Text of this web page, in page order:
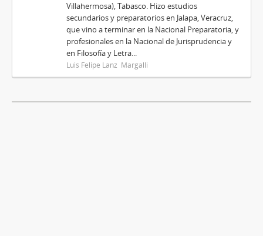
Villahermosa), Tabasco. Hizo estudios
secundarios y preparatorios en Jalapa, Veracruz,
que vino a terminar en la Nacional Preparatoria, y
profesionales en la Nacional de Jurisprudencia y
en Filosofía y Letra...
Luis Felipe Lanz Margalli